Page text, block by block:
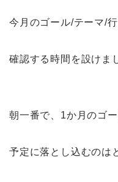
今月のゴール/テーマ/
確認する時間を設けま
朝一番で、1か月のゴ
予定に落とし込むのは